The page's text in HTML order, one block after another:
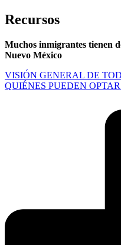
Recursos
Muchos inmigrantes tienen
Nuevo México
VISIÓN GENERAL DE
QUIÉNES PUEDEN